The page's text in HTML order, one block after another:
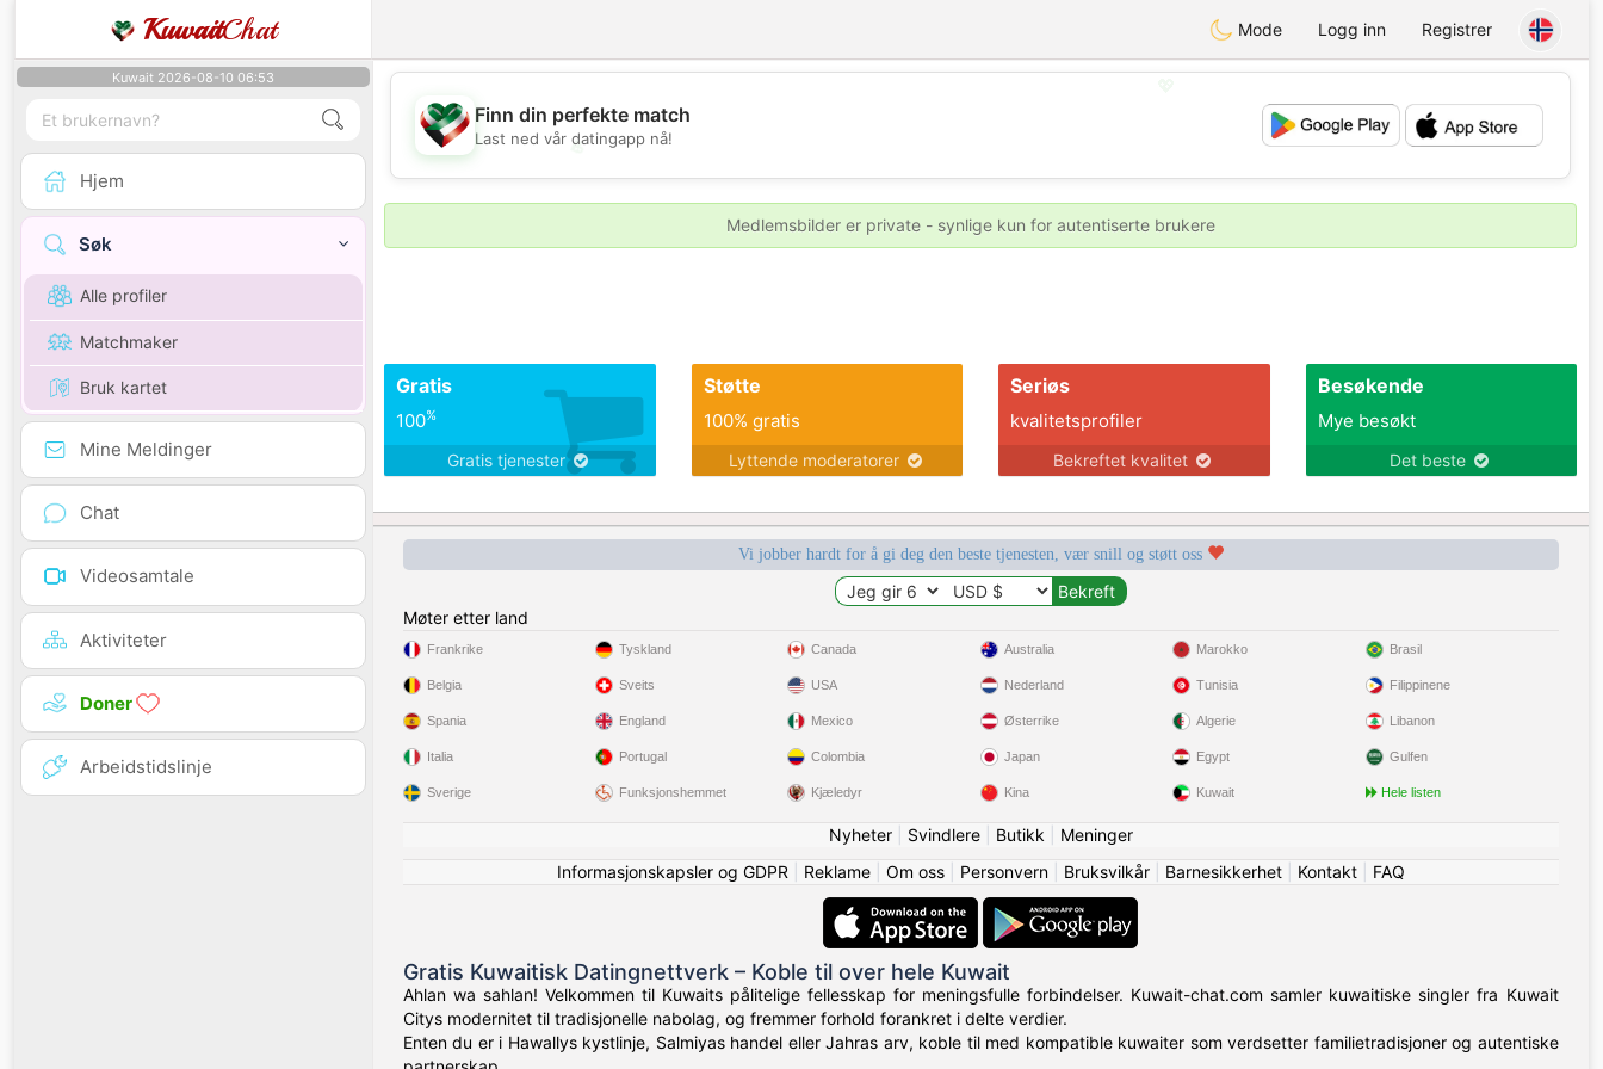
KuwaitChat Mode Logg inn Registrer
Kuwait 2026-08-10 06:53
Hjem
Søk
Alle profiler
Matchmaker
Bruk kartet
Mine Meldinger
Chat
Videosamtale
Aktiviteter
Doner
Arbeidstidslinje
💖
💕
💕
Finn din perfekte match
Last ned vår datingapp nå!
Medlemsbilder er private - synlige kun for autentiserte brukere
Gratis
100%
Gratis tjenester
Støtte
100% gratis
Lyttende moderatorer
Seriøs
kvalitetsprofiler
Bekreftet kvalitet
Besøkende
Mye besøkt
Det beste
Vi jobber hardt for å gi deg den beste tjenesten, vær snill og støtt oss
Møter etter land
Frankrike
Belgia
Spania
Italia
Sverige
Tyskland
Sveits
England
Portugal
Funksjonshemmet
Canada
USA
Mexico
Colombia
Kjæledyr
Australia
Nederland
Østerrike
Japan
Kina
Marokko
Tunisia
Algerie
Egypt
Kuwait
Brasil
Filippinene
Libanon
Gulfen
Hele listen
Nyheter| Svindlere| Butikk
Meninger
Informasjonskapsler og GDPR
Reklame| Om oss| Personvern| Bruksvilkår| Barnesikkerhet| Kontakt| FAQ
Gratis Kuwaitisk Datingnettverk – Koble til over hele Kuwait
Ahlan wa sahlan! Velkommen til Kuwaits pålitelige fellesskap for meningsfulle forbindelser. Kuwait-chat.com samler kuwaitiske singler fra Kuwait
Citys modernitet til tradisjonelle nabolag, og fremmer forhold forankret i delte verdier.
Enten du er i Hawallys kystlinje, Salmiyas handel eller Jahras arv, koble til med kompatible kuwaiter som verdsetter familietradisjoner og autentiske